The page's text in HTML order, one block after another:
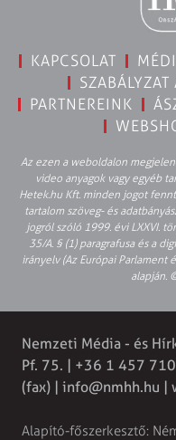
KAPCSOLAT
SZABÁLYZAT
PARTNEREINK
Az ezen a weboldalon
video anyagok vagy egyéb
Hetek.hu Kft. minden jogot
tartalom szöveg- és
jogról szóló 1999. évi LXXVI.
35/A. § (1) paragrafusa és a
irányelv (Az Európai Parlament
alapján.
Nemzeti Média - és
Pf. 75. | +36 1 457
(fax) | info@nmhh.hu |
Alapító-főszerkesztő: